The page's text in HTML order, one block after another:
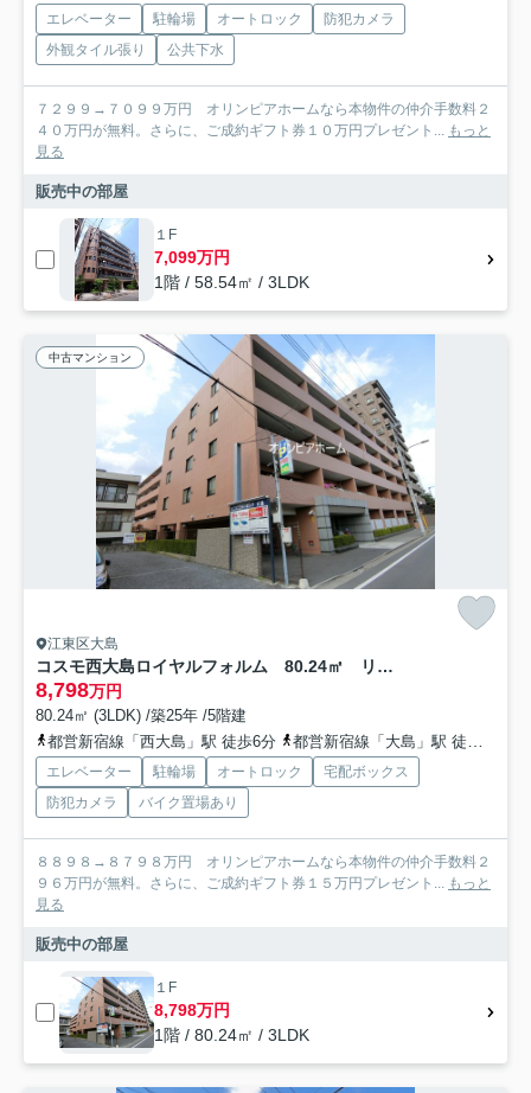
エレベーター 駐輪場 オートロック
防犯カメラ
外観タイル張り
公共下水
７２９９→７０９９万円 オリンピアホームなら本物件の仲介手数料２
４０万円が無料。さらに、ご成約ギフト券１０万円プレゼント... もっと
見る
販売中の部屋
１F
7,099万円
1階 / 58.54㎡ / 3LDK
中古マンション
江東区大島
コスモ西大島ロイヤルフォルム 80.24㎡ リ ノベーション済
8,798万円
80.24㎡ (3LDK) /築25年 /5階建
都営新宿線「西大島」駅 徒歩6分
都営新宿線「大島」駅 徒歩14分
エレベーター 駐輪場 オートロック
宅配ボックス
防犯カメラ
バイク置場あり
８８９８→８７９８万円 オリンピアホームなら本物件の仲介手数料２
９６万円が無料。さらに、ご成約ギフト券１５万円プレゼント... もっと
見る
販売中の部屋
１F
8,798万円
1階 / 80.24㎡ / 3LDK